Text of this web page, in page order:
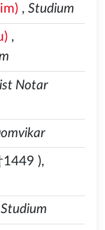
, Studium
,
Notar
),
Studium